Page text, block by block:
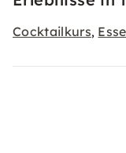
Cocktailkurs,